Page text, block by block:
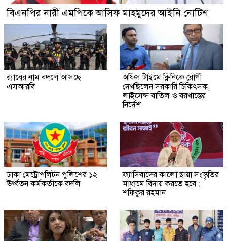
বিএনপির নারী এমপিকে আসিফ মাহমুদের আইনি নোটিশ
র‍্যাবের নাম বদলে আসছে
এসআরবি
অফিস টাইমে ক্লিনিকে রোগী
দেখছিলেন সরকারি চিকিৎসক,
লাইসেন্স বাতিল ও বরখাস্তের
নির্দেশ
ঢাকা মেট্রোপলিটন পুলিশের ১২
ঊর্ধ্বতন কর্মকর্তাকে বদলি
ফ্যাসিবাদের কালো ছায়া সংস্কৃতির
মাধ্যমে বিদায় করতে হবে :
শফিকুর রহমান